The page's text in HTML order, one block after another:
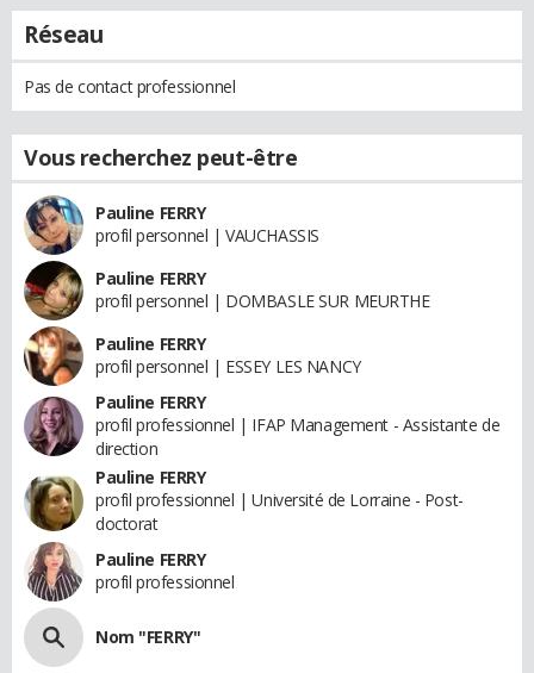
Réseau
Pas de contact professionnel
Vous recherchez peut-être
Pauline FERRY
profil personnel | VAUCHASSIS
Pauline FERRY
profil personnel | DOMBASLE SUR MEURTHE
Pauline FERRY
profil personnel | ESSEY LES NANCY
Pauline FERRY
profil professionnel | IFAP Management - Assistante de
direction
Pauline FERRY
profil professionnel | Université de Lorraine - Post-
doctorat
Pauline FERRY
profil professionnel
Nom "FERRY"